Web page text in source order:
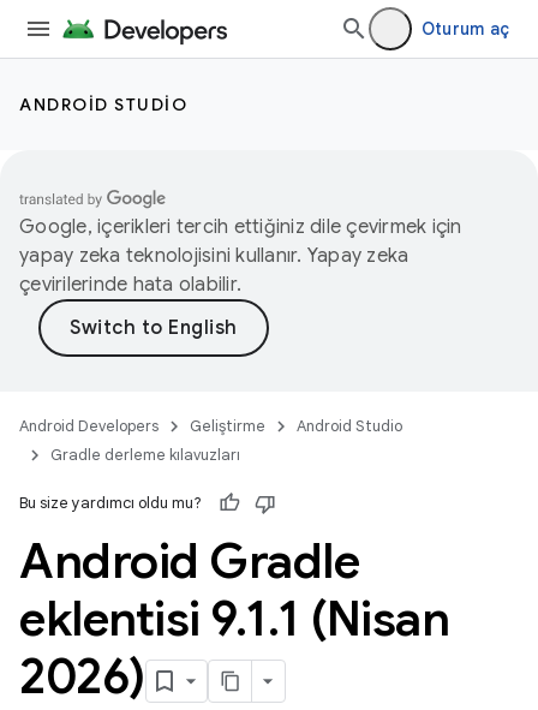
Oturum aç
ANDROID STUDIO
Google, içerikleri tercih ettiğiniz dile çevirmek için
yapay zeka teknolojisini kullanır. Yapay zeka
çevirilerinde hata olabilir.
Android Developers Geliştirme
Android Studio
Gradle derleme kılavuzları
Bu size yardımcı oldu mu?
Android Gradle
eklentisi 9.1.1 (Nisan
2026)